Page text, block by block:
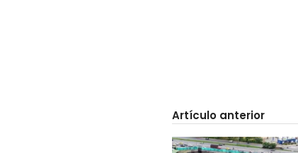
Artículo anterior